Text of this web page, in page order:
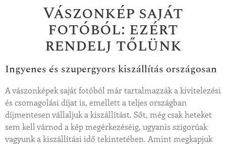
Vászonkép saját
fotóból: ezért
rendelj tőlünk
Ingyenes és szupergyors kiszállítás országosan
A vászonképek saját fotóból már tartalmazzák a kivitelezési
és csomagolási díjat is, emellett a teljes országban
díjmentesen vállaljuk a kiszállítást. Sőt, még csak heteket
sem kell várnod a kép megérkezéséig, ugyanis szigorúak
vagyunk a kiszállítási idő tekintetében. Amint megkapjuk